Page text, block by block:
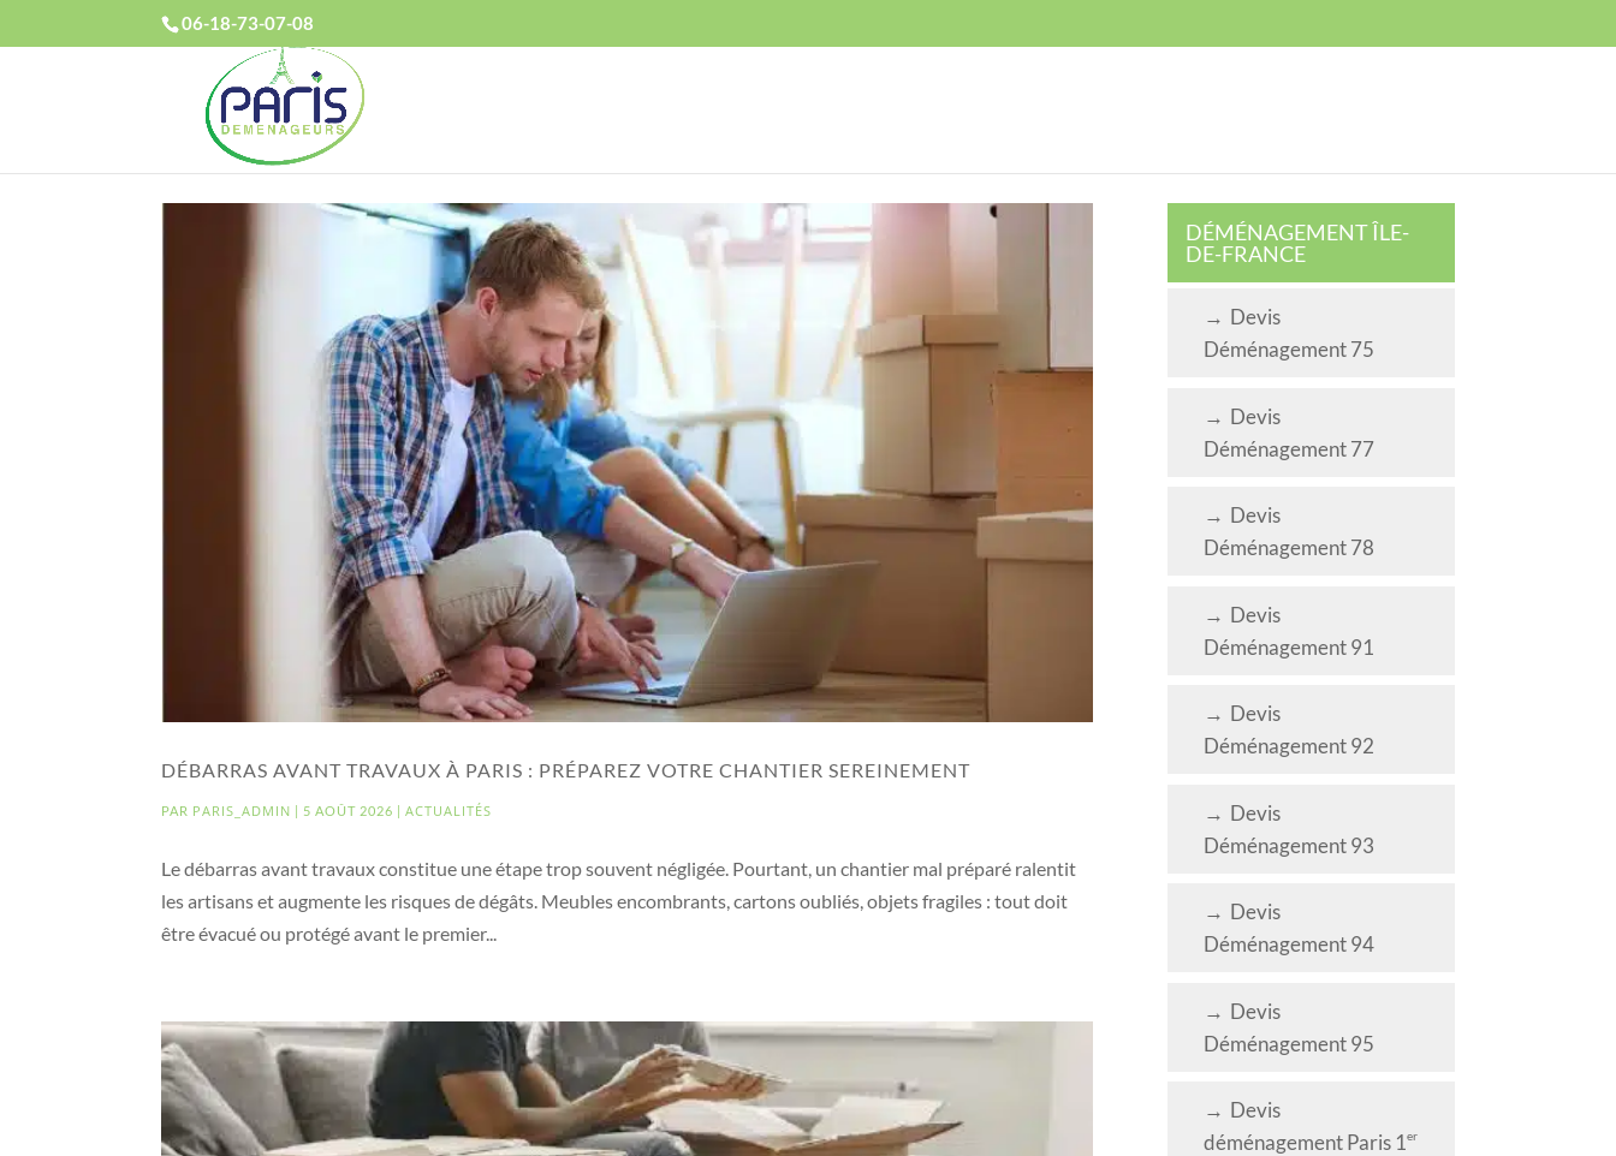
06-18-73-07-08
DÉBARRAS AVANT TRAVAUX À PARIS : PRÉPAREZ VOTRE CHANTIER SEREINEMENT
PAR PARIS_ADMIN | 5 AOÛT 2026 |ACTUALITÉS
Le débarras avant travaux constitue une étape trop souvent négligée. Pourtant, un chantier mal préparé ralentit
les artisans et augmente les risques de dégâts. Meubles encombrants, cartons oubliés, objets fragiles : tout doit
être évacué ou protégé avant le premier...
DÉMÉNAGEMENT ÎLE-
DE-FRANCE
Devis
Déménagement 75
Devis
Déménagement 77
Devis
Déménagement 78
Devis
Déménagement 91
Devis
Déménagement 92
Devis
Déménagement 93
Devis
Déménagement 94
Devis
Déménagement 95
Devis
déménagement Paris 1er